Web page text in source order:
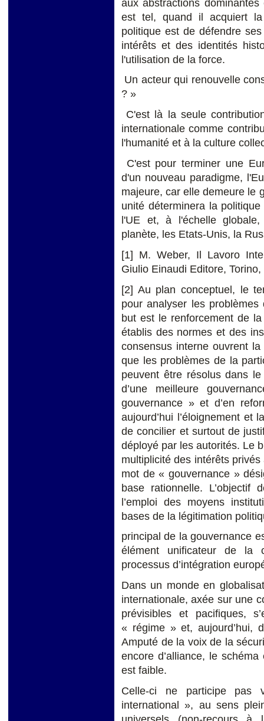
aux abstractions
est tel, quand il acquiert
politique est de défendre
intérêts et des identités
l'utilisation de la force.
Un acteur qui renouvelle
? »
C'est là la seule
internationale comme
l'humanité et à la culture
C'est pour terminer une
d'un nouveau paradigme,
majeure, car elle demeure le
unité déterminera la
l'UE et, à l'échelle
planète, les Etats-Unis, la
[1] M. Weber, Il Lavoro
Giulio Einaudi Editore, Torino,
[2] Au plan conceptuel, le
pour analyser les
but est le renforcement de
établis des normes et des
consensus interne ouvrent
que les problèmes de la
peuvent être résolus dans
d’une meilleure
gouvernance » et d’en
aujourd’hui l’éloignement et
de concilier et surtout de
déployé par les autorités. Le
multiplicité des intérêts
mot de « gouvernance »
base rationnelle. L’objectif
l’emploi des moyens
bases de la légitimation
principal de la gouvernance
élément unificateur de la
processus d’intégration
Dans un monde en
internationale, axée sur une
prévisibles et pacifiques,
« régime » et, aujourd’hui,
Amputé de la voix de la
encore d’alliance, le
est faible.
Celle-ci ne participe pas
international », au sens